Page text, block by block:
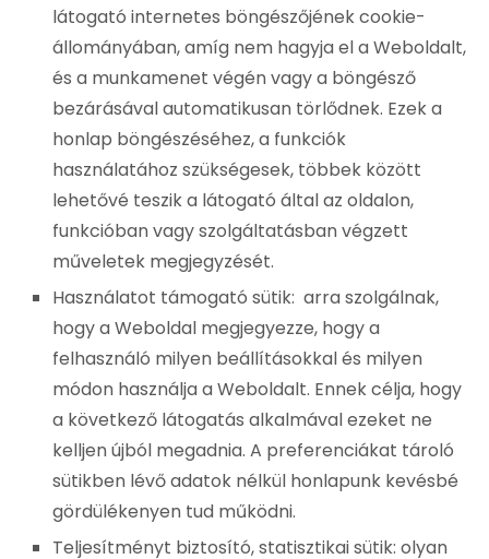
látogató internetes böngészőjének cookie-
állományában, amíg nem hagyja el a Weboldalt,
és a munkamenet végén vagy a böngésző
bezárásával automatikusan törlődnek. Ezek a
honlap böngészéséhez, a funkciók
használatához szükségesek, többek között
lehetővé teszik a látogató által az oldalon,
funkcióban vagy szolgáltatásban végzett
műveletek megjegyzését.
Használatot támogató sütik: arra szolgálnak,
hogy a Weboldal megjegyezze, hogy a
felhasználó milyen beállításokkal és milyen
módon használja a Weboldalt. Ennek célja, hogy
a következő látogatás alkalmával ezeket ne
kelljen újból megadnia. A preferenciákat tároló
sütikben lévő adatok nélkül honlapunk kevésbé
gördülékenyen tud működni.
Teljesítményt biztosító, statisztikai sütik: olyan